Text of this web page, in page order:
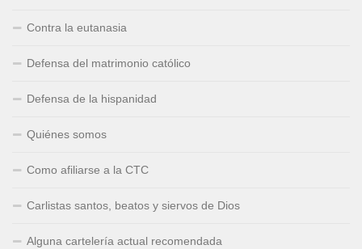
Contra la eutanasia
Defensa del matrimonio católico
Defensa de la hispanidad
Quiénes somos
Como afiliarse a la CTC
Carlistas santos, beatos y siervos de Dios
Alguna cartelería actual recomendada